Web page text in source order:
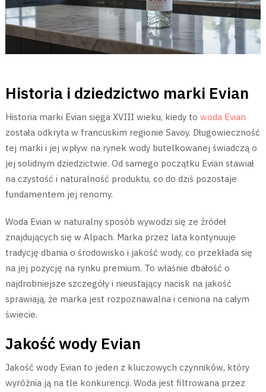
Historia i dziedzictwo marki Evian
Historia marki Evian sięga XVIII wieku, kiedy to woda Evian
została odkryta w francuskim regionie Savoy. Długowieczność
tej marki i jej wpływ na rynek wody butelkowanej świadczą o
jej solidnym dziedzictwie. Od samego początku Evian stawiał
na czystość i naturalność produktu, co do dziś pozostaje
fundamentem jej renomy.
Woda Evian w naturalny sposób wywodzi się ze źródeł
znajdujących się w Alpach. Marka przez lata kontynuuje
tradycję dbania o środowisko i jakość wody, co przekłada się
na jej pozycję na rynku premium. To właśnie dbałość o
najdrobniejsze szczegóły i nieustający nacisk na jakość
sprawiają, że marka jest rozpoznawalna i ceniona na całym
świecie.
Jakość wody Evian
Jakość wody Evian to jeden z kluczowych czynników, który
wyróżnia ją na tle konkurencji. Woda jest filtrowana przez